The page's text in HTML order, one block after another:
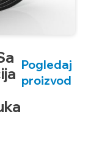
Pogledaj
proizvod